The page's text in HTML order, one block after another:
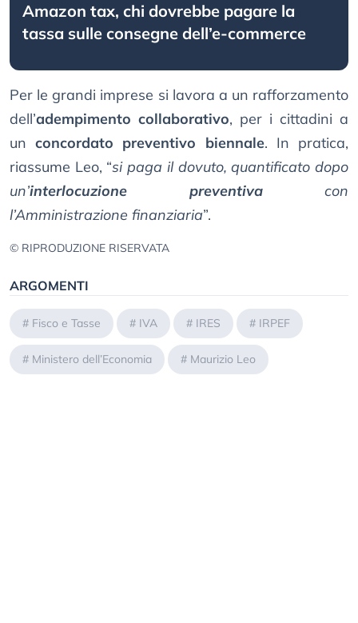
Amazon tax, chi dovrebbe pagare la
tassa sulle consegne dell’e-commerce
Per le grandi imprese si lavora a un rafforzamento
dell’adempimento collaborativo, per i cittadini a
unconcordato preventivo biennale. In pratica,
riassume Leo, “si paga il dovuto, quantificato dopo
un’interlocuzione preventivacon
l’Amministrazione finanziaria”.
© RIPRODUZIONE RISERVATA
ARGOMENTI
# Fisco e Tasse # IVA # IRES # IRPEF
# Ministero dell’Economia # Maurizio Leo